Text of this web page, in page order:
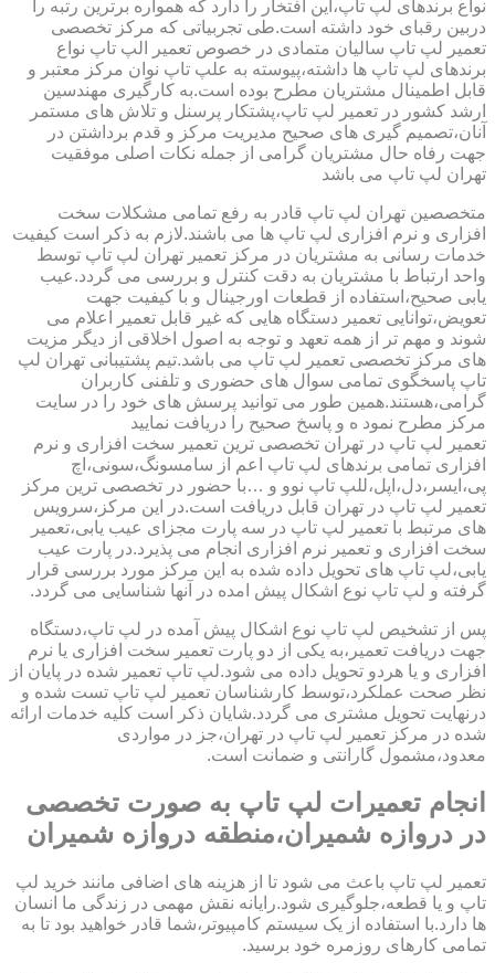
نواع برندهای لپ تاپ،این افتخار را دارد که همواره برترین رتبه را
دربین رقبای خود داشته است.طی تجربیاتی که مرکز تخصصی
تعمیر لپ تاپ سالیان متمادی در خصوص تعمیر الپ تاپ نواع
برندهای لپ تاپ ها داشته،پیوسته به علپ تاپ نوان مرکز معتبر و
قابل اطمینال مشتریان مطرح بوده است.به کارگیری مهندسین
ارشد کشور در تعمیر لپ تاپ،پشتکار پرسنل و تلاش های مستمر
آنان،تصمیم گیری های صحیح مدیریت مرکز و قدم برداشتن در
جهت رفاه حال مشتریان گرامی از جمله نکات اصلی موفقیت
تهران لپ تاپ می باشد
متخصصین تهران لپ تاپ قادر به رفع تمامی مشکلات سخت
افزاری و نرم افزاری لپ تاپ ها می باشند.لازم به ذکر است کیفیت
خدمات رسانی به مشتریان در مرکز تعمیر تهران لپ تاپ توسط
واحد ارتباط با مشتریان به دقت کنترل و بررسی می گردد.عیب
یابی صحیح،استفاده از قطعات اورجینال و با کیفیت جهت
تعویض،توانایی تعمیر دستگاه هایی که غیر قابل تعمیر اعلام می
شوند و مهم تر از همه تعهد و توجه به اصول اخلاقی از دیگر مزیت
های مرکز تخصصی تعمیر لپ تاپ می باشد.تیم پشتیبانی تهران لپ
تاپ پاسخگوی تمامی سوال های حضوری و تلفنی کاربران
گرامی،هستند.همین طور می توانید پرسش های خود را در سایت
مرکز مطرح نمود ه و پاسخ صحیح را دریافت نمایید
تعمیر لپ تاپ در تهران تخصصی ترین تعمیر سخت افزاری و نرم
افزاری تمامی برندهای لپ تاپ اعم از سامسونگ،سونی،اچ
پی،ایسر،دل،اپل،للپ تاپ نوو و …با حضور در تخصصی ترین مرکز
تعمیر لپ تاپ در تهران قابل دریافت است.در این مرکز،سرویس
های مرتبط با تعمیر لپ تاپ در سه پارت مجزای عیب یابی،تعمیر
سخت افزاری و تعمیر نرم افزاری انجام می پذیرد.در پارت عیب
یابی،لپ تاپ های تحویل داده شده به این مرکز مورد بررسی قرار
گرفته و لپ تاپ نوع اشکال پیش امده در آنها شناسایی می گردد.
پس از تشخیص لپ تاپ نوع اشکال پیش آمده در لپ تاپ،دستگاه
جهت دریافت تعمیر،به یکی از دو پارت تعمیر سخت افزاری یا نرم
افزاری و یا هردو تحویل داده می شود.لپ تاپ تعمیر شده در پایان از
نظر صحت عملکرد،توسط کارشناسان تعمیر لپ تاپ تست شده و
درنهایت تحویل مشتری می گردد.شایان ذکر است کلیه خدمات ارائه
شده در مرکز تعمیر لپ تاپ در تهران،جز در مواردی
معدود،مشمول گارانتی و ضمانت است.
انجام تعمیرات لپ تاپ به صورت تخصصی
در دروازه شمیران،منطقه دروازه شمیران
تعمیر لپ تاپ باعث می شود تا از هزینه های اضافی مانند خرید لپ
تاپ و یا قطعه،جلوگیری شود.رایانه نقش مهمی در زندگی ما انسان
ها دارد.با استفاده از یک سیستم کامپیوتر،شما قادر خواهید بود تا به
تمامی کارهای روزمره خود برسید.